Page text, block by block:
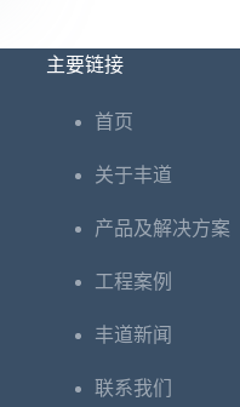
主要链接
首页
关于丰道
产品及解决方案
工程案例
丰道新闻
联系我们